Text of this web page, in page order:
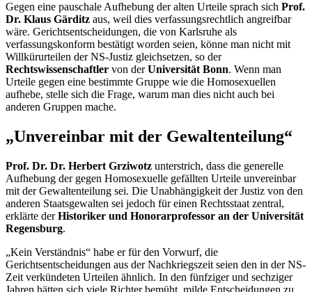
Gegen eine pauschale Aufhebung der alten Urteile sprach sich Prof.
Dr. Klaus Gärditz aus, weil dies verfassungsrechtlich angreifbar
wäre. Gerichtsentscheidungen, die von Karlsruhe als
verfassungskonform bestätigt worden seien, könne man nicht mit
Willkürurteilen der NS-Justiz gleichsetzen, so der
Rechtswissenschaftler von derUniversität Bonn. Wenn man
Urteile gegen eine bestimmte Gruppe wie die Homosexuellen
aufhebe, stelle sich die Frage, warum man dies nicht auch bei
anderen Gruppen mache.
„Unvereinbar mit der Gewaltenteilung“
Prof. Dr. Dr. Herbert Grziwotz unterstrich, dass die generelle
Aufhebung der gegen Homosexuelle gefällten Urteile unvereinbar
mit der Gewaltenteilung sei. Die Unabhängigkeit der Justiz von den
anderen Staatsgewalten sei jedoch für einen Rechtsstaat zentral,
erklärte derHistoriker und Honorarprofessor an der Universität
Regensburg.
„Kein Verständnis“ habe er für den Vorwurf, die
Gerichtsentscheidungen aus der Nachkriegszeit seien den in der NS-
Zeit verkündeten Urteilen ähnlich. In den fünfziger und sechziger